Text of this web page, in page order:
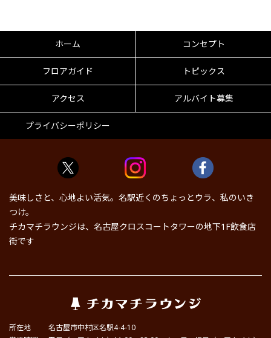
ホーム コンセプト
フロアガイド トピックス
アクセス アルバイト募集
プライバシーポリシー
美味しさと、心地よい活気。名駅近くのちょっとウラ、私のいき
つけ。
チカマチラウンジは、名古屋クロスコートタワーの地下1F飲食店
街です
所在地
名古屋市中村区名駅4-4-10